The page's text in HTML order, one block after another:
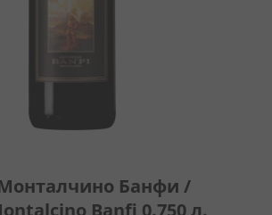
Банфи /
Banfi 0.750 л.